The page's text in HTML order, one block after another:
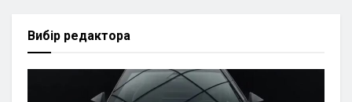
Вибір редактора